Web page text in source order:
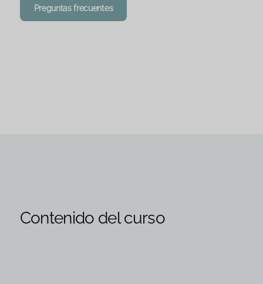
Preguntas frecuentes
Contenido del curso